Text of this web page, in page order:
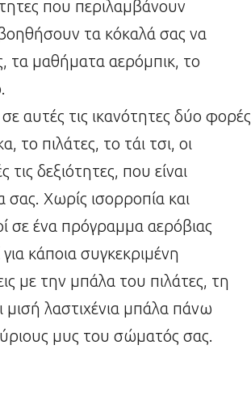
που περιλαμβάνουν
τα κόκαλά σας να
τα μαθήματα αερόμπικ, το
αυτές τις ικανότητες δύο φορές
το πιλάτες, το τάι τσι, οι
δεξιότητες, που είναι
σας. Χωρίς ισορροπία και
σε ένα πρόγραμμα αερόβιας
κάποια συγκεκριμένη
με την μπάλα του πιλάτες, τη
λαστιχένια μπάλα πάνω
μυς του σώματός σας.